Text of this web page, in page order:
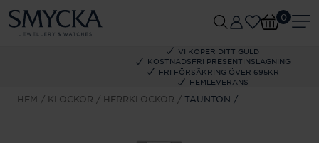
VI KÖPER DITT GULD
KOSTNADSFRI PRESENTINSLAGNING
FRI FÖRSÄKRING ÖVER 695KR
HEMLEVERANS
0
HEM KLOCKOR HERRKLOCKOR TAUNTON